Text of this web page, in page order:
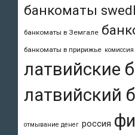
банкоматы
банкоматы в Земгале
банкоматы в пририжье
латвийские
латвийский
отмывание денег россия